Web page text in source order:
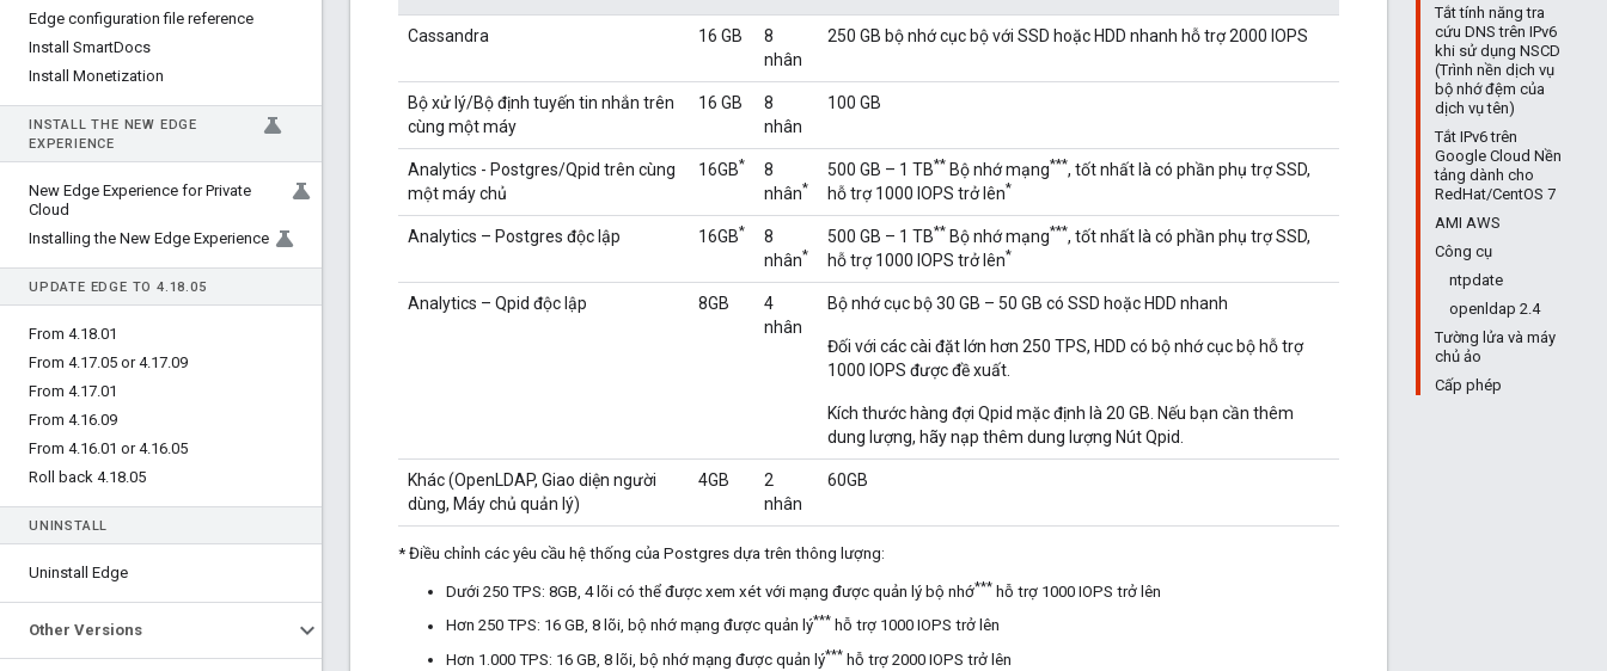
Edge configuration file reference
Install SmartDocs
Install Monetization
INSTALL THE NEW EDGE
EXPERIENCE
New Edge Experience for Private
Cloud
Installing the New Edge Experience
UPDATE EDGE TO 4.18.05
From 4.18.01
From 4.17.05 or 4.17.09
From 4.17.01
From 4.16.09
From 4.16.01 or 4.16.05
Roll back 4.18.05
UNINSTALL
Uninstall Edge
Other Versions
Tắt tính năng tra
cứu DNS trên IPv6
khi sử dụng NSCD
(Trình nền dịch vụ
bộ nhớ đệm của
dịch vụ tên)
Tắt IPv6 trên
Google Cloud Nền
tảng dành cho
RedHat/CentOS 7
AMI AWS
Công cụ
ntpdate
openldap 2.4
Tường lửa và máy
chủ ảo
Cấp phép
Cassandra 16 GB
8
nhân
250 GB bộ nhớ cục bộ với SSD hoặc HDD nhanh hỗ trợ 2000 IOPS
Bộ xử lý/Bộ định tuyến tin nhắn trên
cùng một máy
16 GB
8
nhân
100 GB
Analytics - Postgres/Qpid trên cùng
một máy chủ
16GB*
8
nhân*
500 GB – 1 TB** Bộ nhớ mạng***, tốt nhất là có phần phụ trợ SSD,
hỗ trợ 1000 IOPS trở lên*
Analytics – Postgres độc lập 16GB*
8
nhân*
500 GB – 1 TB** Bộ nhớ mạng***, tốt nhất là có phần phụ trợ SSD,
hỗ trợ 1000 IOPS trở lên*
Analytics – Qpid độc lập 8GB
4
nhân
Bộ nhớ cục bộ 30 GB – 50 GB có SSD hoặc HDD nhanh
Đối với các cài đặt lớn hơn 250 TPS, HDD có bộ nhớ cục bộ hỗ trợ
1000 IOPS được đề xuất.
Kích thước hàng đợi Qpid mặc định là 20 GB. Nếu bạn cần thêm
dung lượng, hãy nạp thêm dung lượng Nút Qpid.
Khác (OpenLDAP, Giao diện người
dùng, Máy chủ quản lý)
4GB
2
nhân
60GB
* Điều chỉnh các yêu cầu hệ thống của Postgres dựa trên thông lượng:
Dưới 250 TPS: 8GB, 4 lõi có thể được xem xét với mạng được quản lý bộ nhớ*** hỗ trợ 1000 IOPS trở lên
Hơn 250 TPS: 16 GB, 8 lõi, bộ nhớ mạng được quản lý*** hỗ trợ 1000 IOPS trở lên
Hơn 1.000 TPS: 16 GB, 8 lõi, bộ nhớ mạng được quản lý*** hỗ trợ 2000 IOPS trở lên